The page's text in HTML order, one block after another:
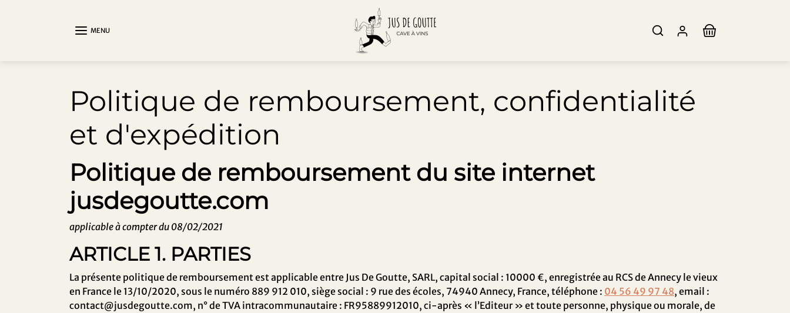
MENU
Politique de remboursement, confidentialité
et d'expédition
Politique de remboursement du site internet
jusdegoutte.com
applicable à compter du 08/02/2021
ARTICLE 1. PARTIES
La présente politique de remboursement est applicable entre Jus De Goutte, SARL, capital social : 10000 €, enregistrée au RCS deAnnecy le vieux
en France le 13/10/2020, sous le numéro 889 912 010, siège social : 9 rue des écoles, 74940 Annecy, France, téléphone : 04 56 49 97 48, email :
contact@jusdegoutte.com, n° de TVA intracommunautaire : FR95889912010, ci-après « l’Editeur » et toute personne, physique ou morale, de